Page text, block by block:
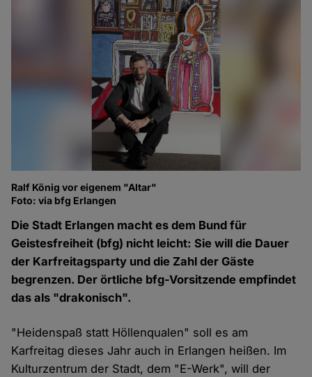
Ralf König vor eigenem "Altar"
Foto: via bfg Erlangen
Die Stadt Erlangen macht es dem Bund für
Geistesfreiheit (bfg) nicht leicht: Sie will die Dauer
der Karfreitagsparty und die Zahl der Gäste
begrenzen. Der örtliche bfg-Vorsitzende empfindet
das als "drakonisch".
"Heidenspaß statt Höllenqualen" soll es am
Karfreitag dieses Jahr auch in Erlangen heißen. Im
Kulturzentrum der Stadt, dem "E-Werk", will der